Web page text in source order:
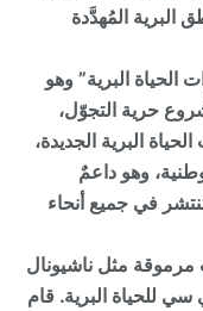
البرية المُهدَّدة
البرية” وهو
حرية التجوّل،
البرية الجديدة،
وهو داعمٌ
في جميع أنحاء
مثل ناشيونال
سي للحياة البرية. قام